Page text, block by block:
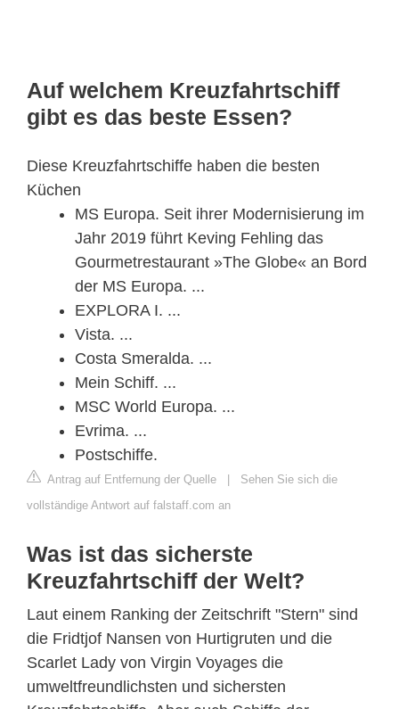
Auf welchem Kreuzfahrtschiff
gibt es das beste Essen?
Diese Kreuzfahrtschiffe haben die besten
Küchen
MS Europa. Seit ihrer Modernisierung im
Jahr 2019 führt Keving Fehling das
Gourmetrestaurant »The Globe« an Bord
der MS Europa. ...
EXPLORA I. ...
Vista. ...
Costa Smeralda. ...
Mein Schiff. ...
MSC World Europa. ...
Evrima. ...
Postschiffe.
Antrag auf Entfernung der Quelle | Sehen Sie sich die
vollständige Antwort auf falstaff.com an
Was ist das sicherste
Kreuzfahrtschiff der Welt?
Laut einem Ranking der Zeitschrift "Stern" sind
die Fridtjof Nansen von Hurtigruten und die
Scarlet Lady von Virgin Voyages die
umweltfreundlichsten und sichersten